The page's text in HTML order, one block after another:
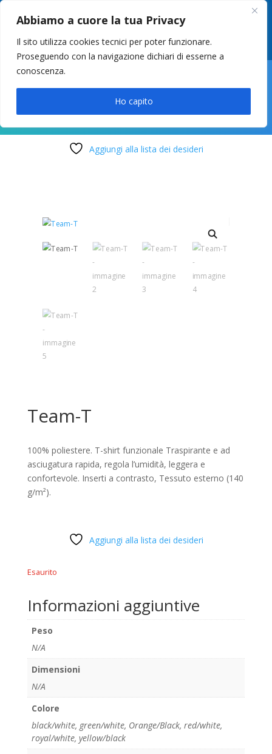
Abbiamo a cuore la tua Privacy
Il sito utilizza cookies tecnici per poter funzionare.
Proseguendo con la navigazione dichiari di esserne a
conoscenza.
Ho capito
049 8627946 –info@cstosetto.it
LUN-VEN 9-12 / 14:30-17
Aggiungi alla lista dei desideri
Team-T
100% poliestere. T-shirt funzionale Traspirante e ad
asciugatura rapida, regola l’umidità, leggera e
confortevole. Inserti a contrasto, Tessuto esterno (140
g/m²).
Aggiungi alla lista dei desideri
Esaurito
Informazioni aggiuntive
Peso
N/A
Dimensioni
N/A
Colore
black/white, green/white, Orange/Black, red/white,
royal/white, yellow/black